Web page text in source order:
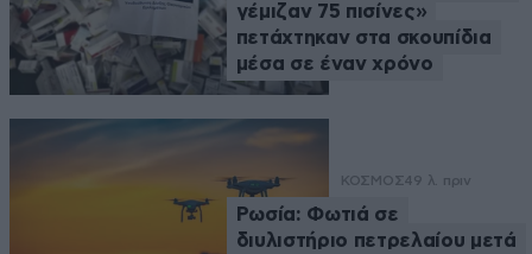
γέμιζαν 75 πισίνες»
πετάχτηκαν στα σκουπίδια
μέσα σε έναν χρόνο
ΚΟΣΜΟΣ49 λ. πριν
Ρωσία: Φωτιά σε
διυλιστήριο πετρελαίου μετά